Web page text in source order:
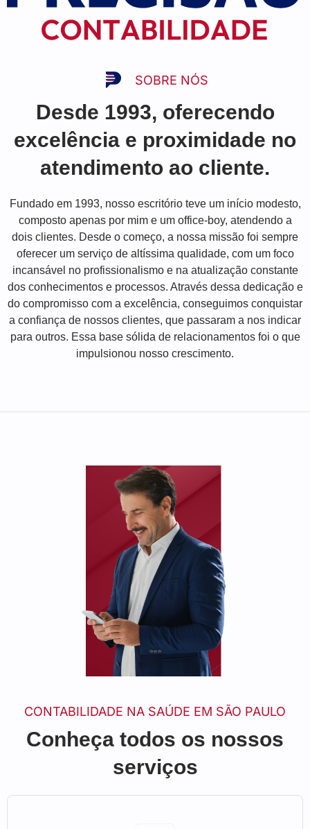
SOBRE NÓS
Desde 1993, oferecendo
excelência e proximidade no
atendimento ao cliente.
Fundado em 1993, nosso escritório teve um início modesto,
composto apenas por mim e um office-boy, atendendo a
dois clientes. Desde o começo, a nossa missão foi sempre
oferecer um serviço de altíssima qualidade, com um foco
incansável no profissionalismo e na atualização constante
dos conhecimentos e processos. Através dessa dedicação e
do compromisso com a excelência, conseguimos conquistar
a confiança de nossos clientes, que passaram a nos indicar
para outros. Essa base sólida de relacionamentos foi o que
impulsionou nosso crescimento.
CONTABILIDADE NA SAÚDE EM SÃO PAULO
Conheça todos os nossos
serviços